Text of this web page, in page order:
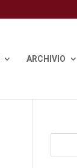
ARCHIVIO